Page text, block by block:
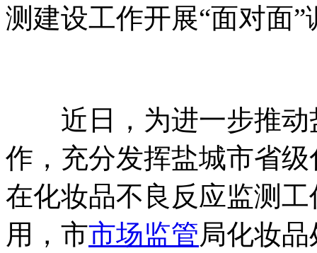
测建设工作开展“面对面
近日，为进一步推动
作，充分发挥盐城市省
在化妆品不良反应监测
用，市市场监管局化妆